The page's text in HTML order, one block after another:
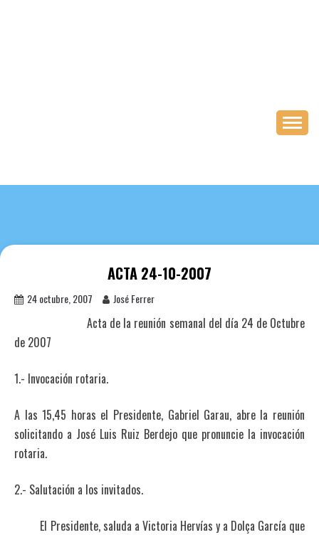
ACTA 24-10-2007
24 octubre, 2007 José Ferrer
Acta de la reunión semanal del día 24 de Octubre
de 2007
1.- Invocación rotaria.
A las 15,45 horas el Presidente, Gabriel Garau, abre la reunión
solicitando a José Luis Ruiz Berdejo que pronuncie la invocación
rotaria.
2.- Salutación a los invitados.
El Presidente, saluda a Victoria Hervías y a Dolça García que